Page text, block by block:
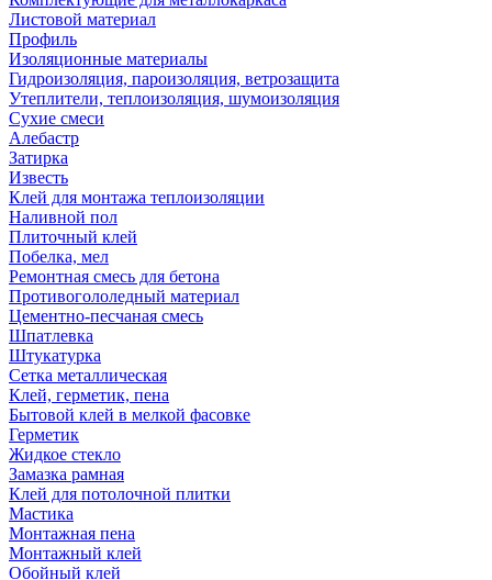
Листовой материал
Профиль
Изоляционные материалы
Гидроизоляция, пароизоляция, ветрозащита
Утеплители, теплоизоляция, шумоизоляция
Сухие смеси
Алебастр
Затирка
Известь
Клей для монтажа теплоизоляции
Наливной пол
Плиточный клей
Побелка, мел
Ремонтная смесь для бетона
Противогололедный материал
Цементно-песчаная смесь
Шпатлевка
Штукатурка
Сетка металлическая
Клей, герметик, пена
Бытовой клей в мелкой фасовке
Герметик
Жидкое стекло
Замазка рамная
Клей для потолочной плитки
Мастика
Монтажная пена
Монтажный клей
Обойный клей